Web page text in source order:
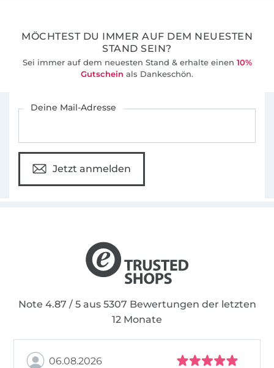
MÖCHTEST DU IMMER AUF DEM NEUESTEN
STAND SEIN?
Sei immer auf dem neuesten Stand & erhalte einen 10%
Gutschein als Dankeschön.
Deine Mail-Adresse
Jetzt anmelden
Note 4.87 / 5 aus 5307 Bewertungen der letzten
12 Monate
06.08.2026